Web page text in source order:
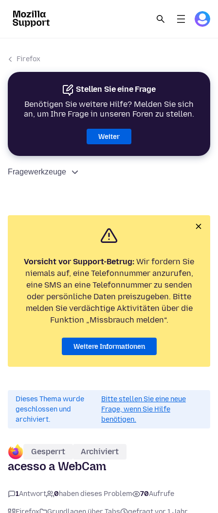
Firefox
Stellen Sie eine Frage
Benötigen Sie weitere Hilfe? Melden Sie sich
an, um Ihre Frage in unseren Foren zu stellen.
Weiter
Fragewerkzeuge
Vorsicht vor Support-Betrug: Wir fordern Sie
niemals auf, eine Telefonnummer anzurufen,
eine SMS an eine Telefonnummer zu senden
oder persönliche Daten preiszugeben. Bitte
melden Sie verdächtige Aktivitäten über die
Funktion „Missbrauch melden“.
Weitere Informationen
Dieses Thema wurde
geschlossen und
archiviert.
Bitte stellen Sie eine neue
Frage, wenn Sie Hilfe
benötigen.
Gesperrt Archiviert
acesso a WebCam
1Antwort 0haben dieses Problem 70Aufrufe